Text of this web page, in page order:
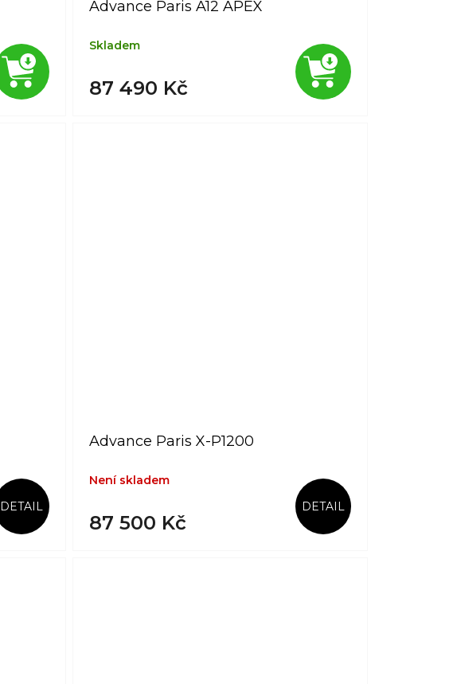
Advance Paris A12 APEX
Skladem
87 490 Kč
DETAIL
Advance Paris X-P1200
Není skladem
87 500 Kč
DETAIL